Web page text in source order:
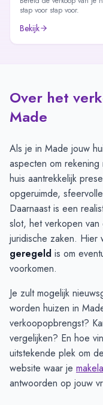
stap voor stap voor.
Bekijk
Over het
Made
Als je in Made jouw
aspecten om
huis aantrekkelijk
opgeruimde,
Daarnaast is een
slot, het verkopen
juridische zaken. Hier
geregeld is om
voorkomen.
Je zult mogelijk
worden huizen in
verkoopopbrengst?
vergelijken? En hoe
uitstekende plek om
website waar je
antwoorden op jouw